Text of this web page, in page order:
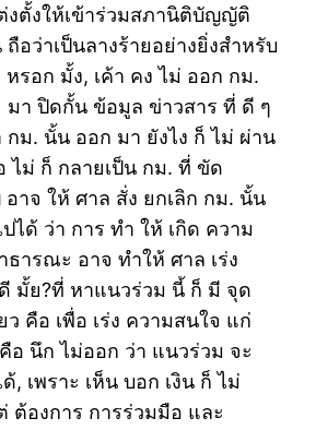
งตั้งให้เข้าร่วมสภานิติบัญญัติ
อว่าเป็นลางร้ายอย่างยิ่งสำหรับ
หรอก มั้ง, เค้า คง ไม่ ออก กม.
มา ปิดกั้น ข้อมูล ข่าวสาร ที่ ดี ๆ
กม. นั้น ออก มา ยังไง ก็ ไม่ ผ่าน
ไม่ ก็ กลายเป็น กม. ที่ ขัด
าจ ให้ ศาล สั่ง ยกเลิก กม. นั้น
ได้ ว่า การ ทำ ให้ เกิด ความ
ธารณะ อาจ ทำให้ ศาล เร่ง
มั้ย?ที่ หาแนวร่วม นี้ ก็ มี จุด
ว คือ เพื่อ เร่ง ความสนใจ แก่
อ นึก ไม่ออก ว่า แนวร่วม จะ
, เพราะ เห็น บอก เงิน ก็ ไม่
ต้องการ การร่วมมือ และ